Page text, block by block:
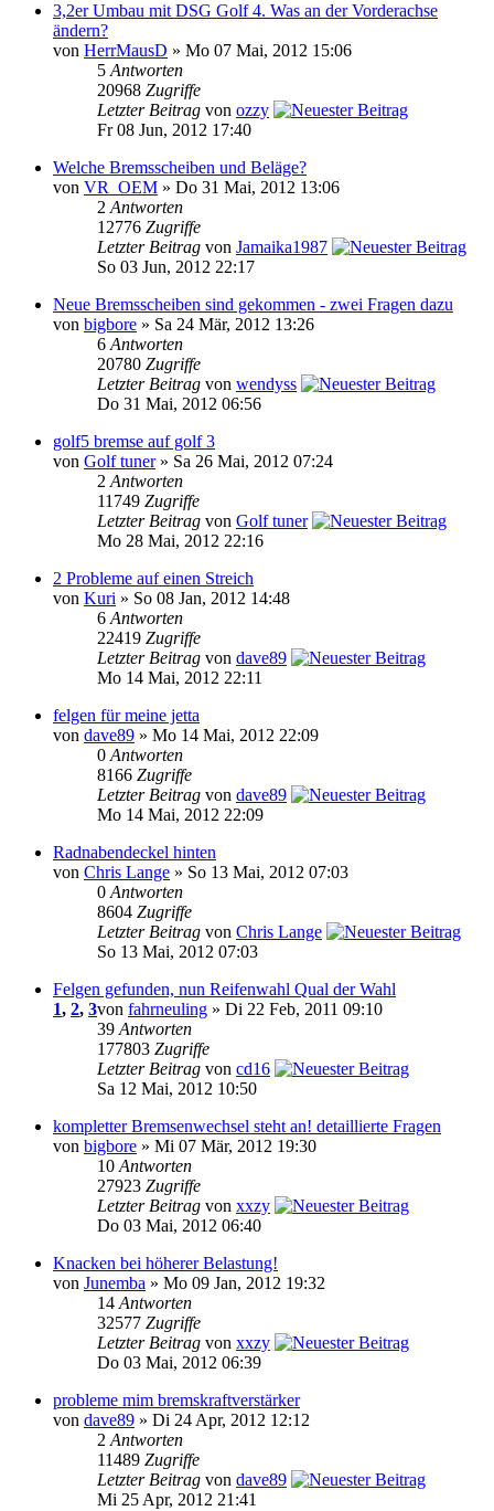
3,2er Umbau mit DSG Golf 4. Was an der Vorderachse
ändern?
von HerrMausD » Mo 07 Mai, 2012 15:06
5 Antworten
20968 Zugriffe
Letzter Beitrag von ozzy
Fr 08 Jun, 2012 17:40
Welche Bremsscheiben und Beläge?
von VR_OEM » Do 31 Mai, 2012 13:06
2 Antworten
12776 Zugriffe
Letzter Beitrag von Jamaika1987
So 03 Jun, 2012 22:17
Neue Bremsscheiben sind gekommen - zwei Fragen dazu
von bigbore » Sa 24 Mär, 2012 13:26
6 Antworten
20780 Zugriffe
Letzter Beitrag von wendyss
Do 31 Mai, 2012 06:56
golf5 bremse auf golf 3
von Golf tuner» Sa 26 Mai, 2012 07:24
2 Antworten
11749 Zugriffe
Letzter Beitrag von Golf tuner
Mo 28 Mai, 2012 22:16
2 Probleme auf einen Streich
von Kuri » So 08 Jan, 2012 14:48
6 Antworten
22419 Zugriffe
Letzter Beitrag von dave89
Mo 14 Mai, 2012 22:11
felgen für meine jetta
von dave89 » Mo 14 Mai, 2012 22:09
0 Antworten
8166 Zugriffe
Letzter Beitrag von dave89
Mo 14 Mai, 2012 22:09
Radnabendeckel hinten
von Chris Lange » So 13 Mai, 2012 07:03
0 Antworten
8604 Zugriffe
Letzter Beitrag von Chris Lange
So 13 Mai, 2012 07:03
Felgen gefunden, nun Reifenwahl Qual der Wahl
1, 2, 3von fahrneuling » Di 22 Feb, 2011 09:10
39 Antworten
177803 Zugriffe
Letzter Beitrag von cd16
Sa 12 Mai, 2012 10:50
kompletter Bremsenwechsel steht an! detaillierte Fragen
von bigbore » Mi 07 Mär, 2012 19:30
10 Antworten
27923 Zugriffe
Letzter Beitrag von xxzy
Do 03 Mai, 2012 06:40
Knacken bei höherer Belastung!
von Junemba » Mo 09 Jan, 2012 19:32
14 Antworten
32577 Zugriffe
Letzter Beitrag von xxzy
Do 03 Mai, 2012 06:39
probleme mim bremskraftverstärker
von dave89 » Di 24 Apr, 2012 12:12
2 Antworten
11489 Zugriffe
Letzter Beitrag von dave89
Mi 25 Apr, 2012 21:41